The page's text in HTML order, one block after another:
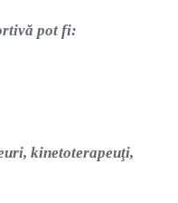
pot fi:
kinetoterapeuţi,